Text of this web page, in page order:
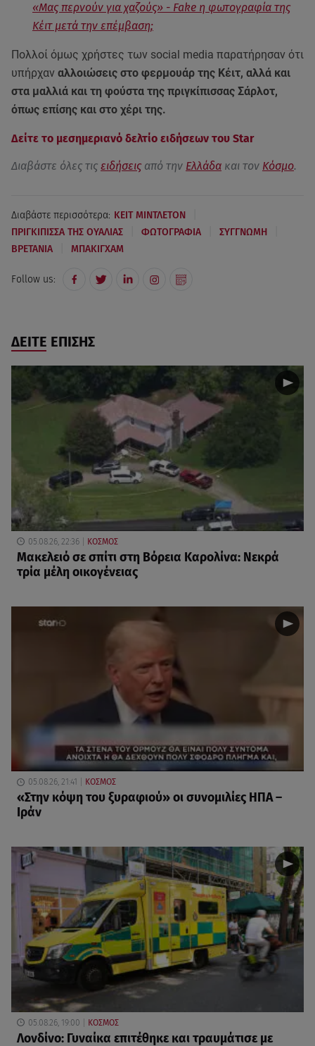
«Μας περνούν για χαζούς» - Fake η φωτογραφία της
Κέιτ μετά την επέμβαση;
Πολλοί όμως χρήστες των social media παρατήρησαν ότι
υπήρχαν αλλοιώσεις στο φερμουάρ της Κέιτ, αλλά και
στα μαλλιά και τη φούστα της πριγκίπισσας Σάρλοτ,
όπως επίσης και στο χέρι της.
Δείτε το μεσημεριανό δελτίο ειδήσεων του Star
Διαβάστε όλες τις ειδήσεις από την Ελλάδα και τον Κόσμο.
Διαβάστε περισσότερα: ΚΕΙΤ ΜΙΝΤΛΕΤΟΝ
ΠΡΙΓΚΙΠΙΣΣΑ ΤΗΣ ΟΥΑΛΙΑΣ ΦΩΤΟΓΡΑΦΙΑ ΣΥΓΓΝΩΜΗ
ΒΡΕΤΑΝΙΑ ΜΠΑΚΙΓΧΑΜ
Follow us:
ΔΕΙΤΕ ΕΠΙΣΗΣ
05.08.26, 22:36 ΚΟΣΜΟΣ
Μακελειό σε σπίτι στη Βόρεια Καρολίνα: Νεκρά
τρία μέλη οικογένειας
05.08.26, 21:41 ΚΟΣΜΟΣ
«Στην κόψη του ξυραφιού» οι συνομιλίες ΗΠΑ –
Ιράν
05.08.26, 19:00 ΚΟΣΜΟΣ
Λονδίνο: Γυναίκα επιτέθηκε και τραυμάτισε με